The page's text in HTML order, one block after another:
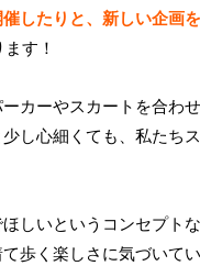
したりと、新しい企画
す！
カーやスカートを合わ
し心細くても、私たち
しいというコンセプト
歩く楽しさに気づいて